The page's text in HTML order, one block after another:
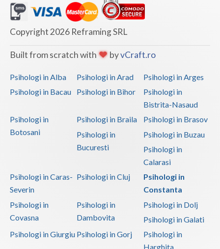
Copyright 2026 Reframing SRL
Built from scratch with byvCraft.ro
Psihologi in Alba Psihologi in Arad
Psihologi in Arges
Psihologi in Bacau
Psihologi in Bihor
Psihologi in
Bistrita-Nasaud
Psihologi in
Botosani
Psihologi in Braila
Psihologi in Brasov
Psihologi in
Bucuresti
Psihologi in Buzau
Psihologi in
Calarasi
Psihologi in Caras-
Severin
Psihologi in Cluj
Psihologi in
Constanta
Psihologi in
Covasna
Psihologi in
Dambovita
Psihologi in Dolj
Psihologi in Galati
Psihologi in Giurgiu Psihologi in Gorj
Psihologi in
Harghita